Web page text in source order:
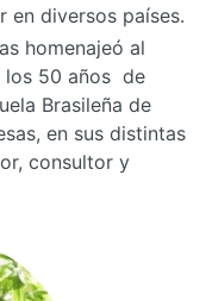
en diversos países.
homenajeó al
los 50 años de
Brasileña de
en sus distintas
consultor y